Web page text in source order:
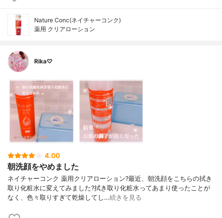
Nature Conc(ネイチャーコンク)
薬用 クリアローション
Rika♡
4.00
朝洗顔をやめました
ネイチャーコンク 薬用クリアローション?最近、朝洗顔をこちらの拭き
取り化粧水に変えてみました?拭き取り化粧水ってあまり使ったことが
なく、色々取りすぎて乾燥してし…続きを見る